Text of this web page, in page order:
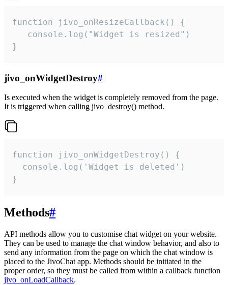
function jivo_onResizeCallback() {
   console.log("Widget is resized")
}
jivo_onWidgetDestroy#
Is executed when the widget is completely removed from the page.
It is triggered when calling jivo_destroy() method.
function jivo_onWidgetDestroy() {
  console.log('Widget is deleted')
}
Methods#
API methods allow you to customise chat widget on your website.
They can be used to manage the chat window behavior, and also to
send any information from the page on which the chat window is
placed to the JivoChat app. Methods should be initiated in the
proper order, so they must be called from within a callback function
jivo_onLoadCallback.